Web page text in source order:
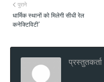
पुराने
धार्मिक स्थानों को मिलेगी सीधी रेल
कनेक्टिविटी’
प्रस्तुतकर्ता